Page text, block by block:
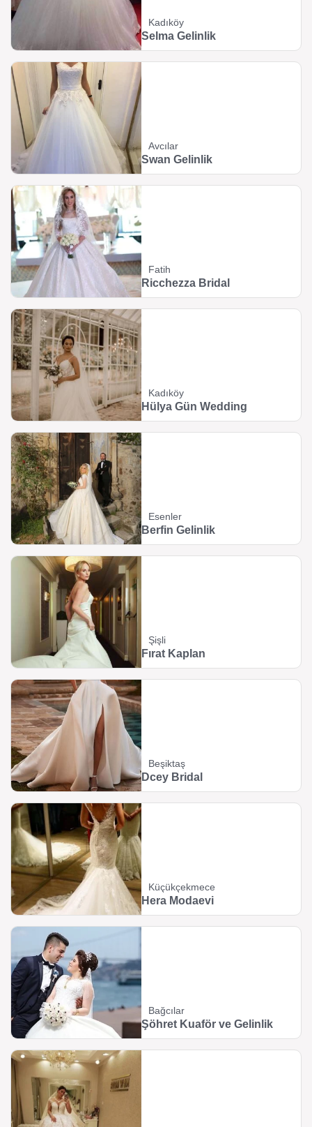
Kadıköy
Selma Gelinlik
Avcılar
Swan Gelinlik
Fatih
Ricchezza Bridal
Kadıköy
Hülya Gün Wedding
Esenler
Berfin Gelinlik
Şişli
Fırat Kaplan
Beşiktaş
Dcey Bridal
Küçükçekmece
Hera Modaevi
Bağcılar
Şöhret Kuaför ve Gelinlik